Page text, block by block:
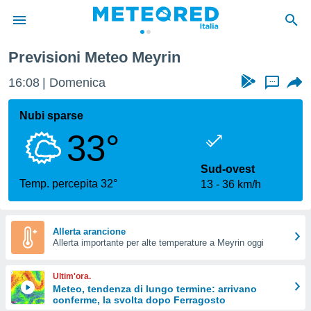
di
per
le
di
Web
le
Previsioni Meteo Meyrin
16:08 Domenica ...
Nubi sparse
33°
Temp. percepita 32°
Sud-ovest
13
36 km/h
Allerta arancione
Allerta importante per alte temperature a Meyrin oggi
Ultim'ora.
Meteo, tendenza di lungo termine: arrivano
conferme, la svolta dopo Ferragosto